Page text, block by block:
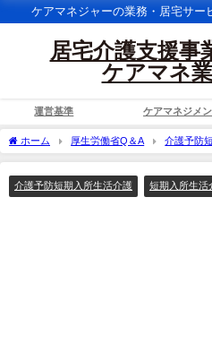
ケアマネジャーの業務・居宅サー
居宅介護支援事
ケアマネ
運営基準 ケアマネジメン
ホーム 厚生労働省Q＆A 介護予防
施設に併設されている一部ユニット型指定短
祉施設に併設する事業所となるのか。
介護予防短期入所生活介護 短期入所生活